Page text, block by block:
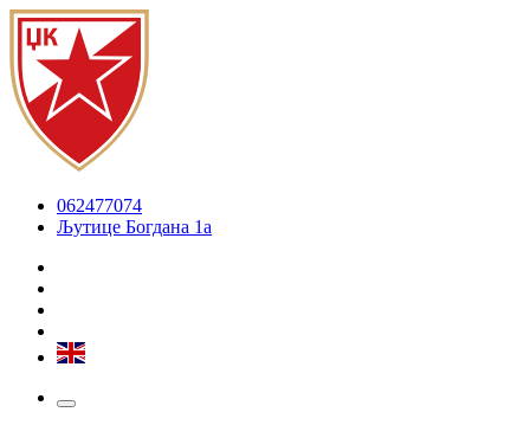
062477074
Љутице Богдана 1а